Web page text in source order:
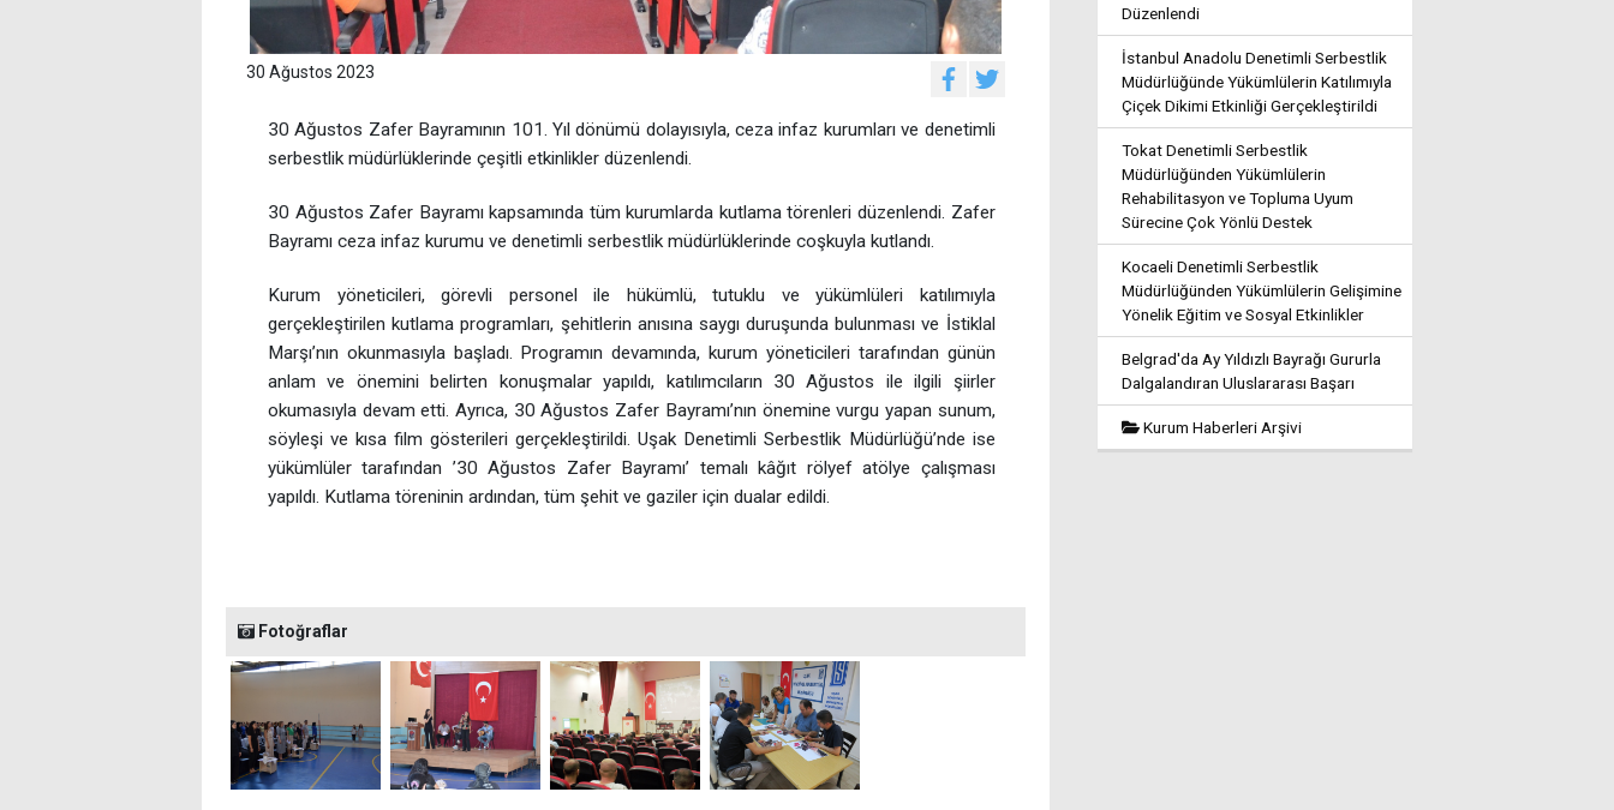
30 Ağustos 2023
30 Ağustos Zafer Bayramının 101. Yıl dönümü dolayısıyla, ceza infaz kurumları ve denetimli
serbestlik müdürlüklerinde çeşitli etkinlikler düzenlendi.
30 Ağustos Zafer Bayramı kapsamında tüm kurumlarda kutlama törenleri düzenlendi. Zafer
Bayramı ceza infaz kurumu ve denetimli serbestlik müdürlüklerinde coşkuyla kutlandı.
Kurum yöneticileri, görevli personel ile hükümlü, tutuklu ve yükümlüleri katılımıyla
gerçekleştirilen kutlama programları, şehitlerin anısına saygı duruşunda bulunması ve İstiklal
Marşı’nın okunmasıyla başladı. Programın devamında, kurum yöneticileri tarafından günün
anlam ve önemini belirten konuşmalar yapıldı, katılımcıların 30 Ağustos ile ilgili şiirler
okumasıyla devam etti. Ayrıca, 30 Ağustos Zafer Bayramı’nın önemine vurgu yapan sunum,
söyleşi ve kısa film gösterileri gerçekleştirildi. Uşak Denetimli Serbestlik Müdürlüğü’nde ise
yükümlüler tarafından ’30 Ağustos Zafer Bayramı’ temalı kâğıt rölyef atölye çalışması
yapıldı. Kutlama töreninin ardından, tüm şehit ve gaziler için dualar edildi.
Fotoğraflar
Düzenlendi
İstanbul Anadolu Denetimli Serbestlik
Müdürlüğünde Yükümlülerin Katılımıyla
Çiçek Dikimi Etkinliği Gerçekleştirildi
Tokat Denetimli Serbestlik
Müdürlüğünden Yükümlülerin
Rehabilitasyon ve Topluma Uyum
Sürecine Çok Yönlü Destek
Kocaeli Denetimli Serbestlik
Müdürlüğünden Yükümlülerin Gelişimine
Yönelik Eğitim ve Sosyal Etkinlikler
Belgrad'da Ay Yıldızlı Bayrağı Gururla
Dalgalandıran Uluslararası Başarı
Kurum Haberleri Arşivi